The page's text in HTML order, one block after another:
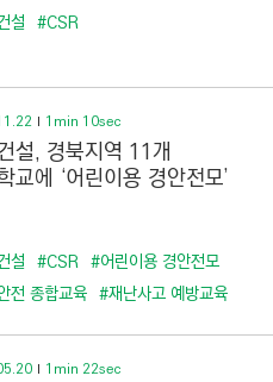
설 #CSR
1min 10sec
설, 경북지역 11개
교에 ‘어린이용 경안전모’
설 #CSR #어린이용 경안전모
전 종합교육 #재난사고 예방교육
1min 22sec